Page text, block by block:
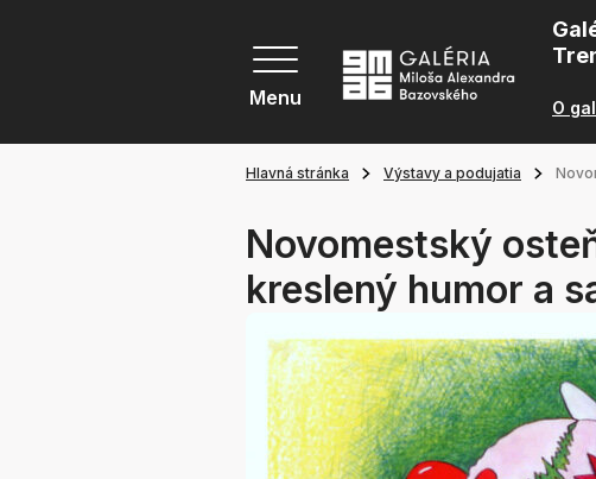
Menu O
Hlavná stránka Výstavy a podujatia
Novomestský
kreslený humor a